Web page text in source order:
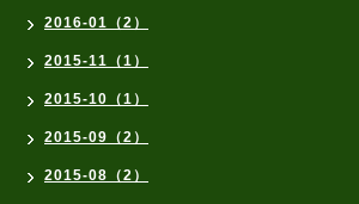
2016-01（2）
2015-11（1）
2015-10（1）
2015-09（2）
2015-08（2）